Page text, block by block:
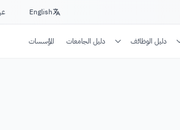
English
دليل الوظائف دليل الجامعات المؤسسات